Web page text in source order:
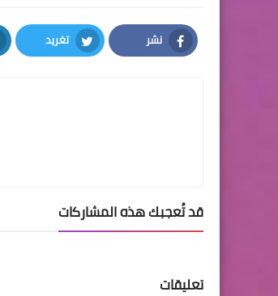
نشر
Facebook
تغريد
Twitter
قد تُعجبك هذه المشاركات
تعليقات